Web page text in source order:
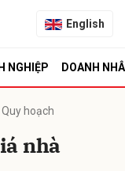
English
NGHIỆP DOANH
hoạch
nhà